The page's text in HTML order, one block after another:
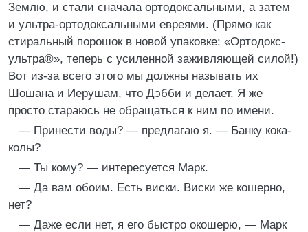
Землю, и стали сначала ортодоксальными, а затем
и ультра-ортодоксальными евреями. (Прямо как
стиральный порошок в новой упаковке: «Ортодокс-
ультра®», теперь с усиленной заживляющей силой!)
Вот из-за всего этого мы должны называть их
Шошана и Иерушам, что Дэбби и делает. Я же
просто стараюсь не обращаться к ним по имени.
— Принести воды? — предлагаю я. — Банку кока-
колы?
— Ты кому? — интересуется Марк.
— Да вам обоим. Есть виски. Виски же кошерно,
нет?
— Даже если нет, я его быстро окошерю, — Марк